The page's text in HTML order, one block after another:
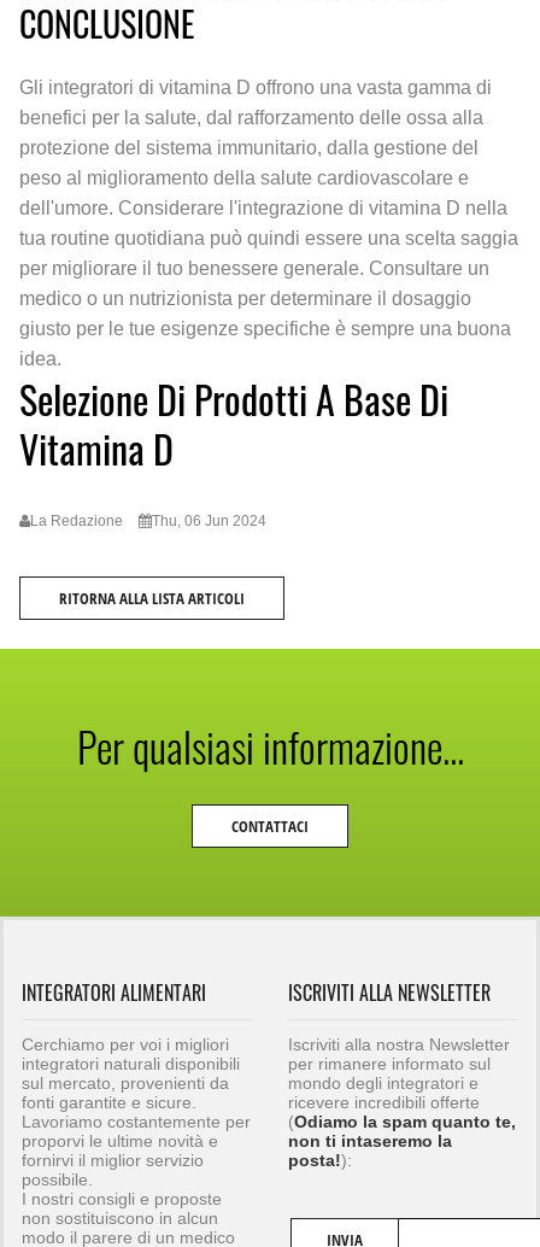
CONCLUSIONE
Gli integratori di vitamina D offrono una vasta gamma di
benefici per la salute, dal rafforzamento delle ossa alla
protezione del sistema immunitario, dalla gestione del
peso al miglioramento della salute cardiovascolare e
dell'umore. Considerare l'integrazione di vitamina D nella
tua routine quotidiana può quindi essere una scelta saggia
per migliorare il tuo benessere generale. Consultare un
medico o un nutrizionista per determinare il dosaggio
giusto per le tue esigenze specifiche è sempre una buona
idea.
Selezione Di Prodotti A Base Di
Vitamina D
La Redazione Thu, 06 Jun 2024
RITORNA ALLA LISTA ARTICOLI
Per qualsiasi informazione...
CONTATTACI
INTEGRATORI ALIMENTARI
Cerchiamo per voi i migliori
integratori naturali disponibili
sul mercato, provenienti da
fonti garantite e sicure.
Lavoriamo costantemente per
proporvi le ultime novità e
fornirvi il miglior servizio
possibile.
I nostri consigli e proposte
non sostituiscono in alcun
modo il parere di un medico
ISCRIVITI ALLA NEWSLETTER
Iscriviti alla nostra Newsletter
per rimanere informato sul
mondo degli integratori e
ricevere incredibili offerte
(Odiamo la spam quanto te,
non ti intaseremo la
posta!):
INVIA